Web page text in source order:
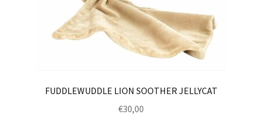
FUDDLEWUDDLE LION SOOTHER JELLYCAT
€30,00